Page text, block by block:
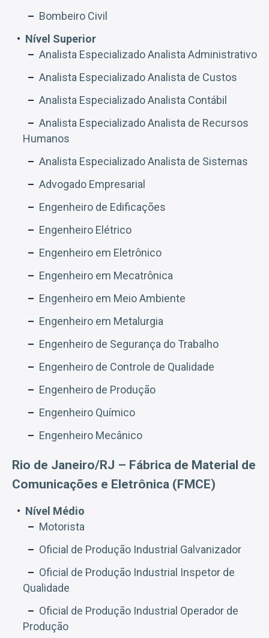
Bombeiro Civil
Nível Superior
Analista Especializado Analista Administrativo
Analista Especializado Analista de Custos
Analista Especializado Analista Contábil
Analista Especializado Analista de Recursos
Humanos
Analista Especializado Analista de Sistemas
Advogado Empresarial
Engenheiro de Edificações
Engenheiro Elétrico
Engenheiro em Eletrônico
Engenheiro em Mecatrônica
Engenheiro em Meio Ambiente
Engenheiro em Metalurgia
Engenheiro de Segurança do Trabalho
Engenheiro de Controle de Qualidade
Engenheiro de Produção
Engenheiro Químico
Engenheiro Mecânico
Rio de Janeiro/RJ – Fábrica de Material de
Comunicações e Eletrônica (FMCE)
Nível Médio
Motorista
Oficial de Produção Industrial Galvanizador
Oficial de Produção Industrial Inspetor de
Qualidade
Oficial de Produção Industrial Operador de
Produção